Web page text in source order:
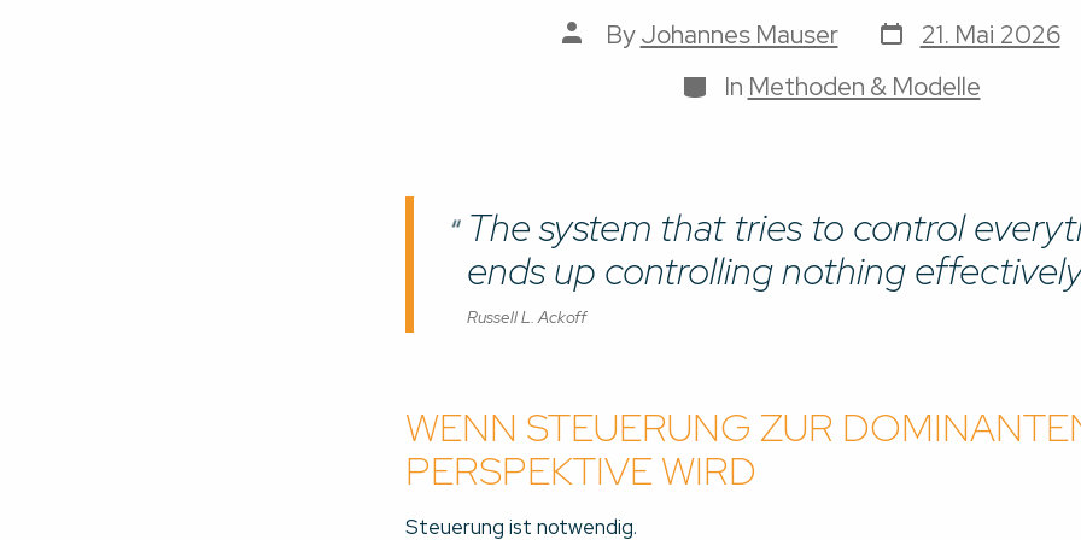
Post
author
ByJohannes Mauser Post
date
21. Mai 2026
Categories
In Methoden & Modelle
The system that tries to control
ends up controlling nothing
Russell L. Ackoff
WENN STEUERUNG ZUR
PERSPEKTIVE WIRD
Steuerung ist notwendig.